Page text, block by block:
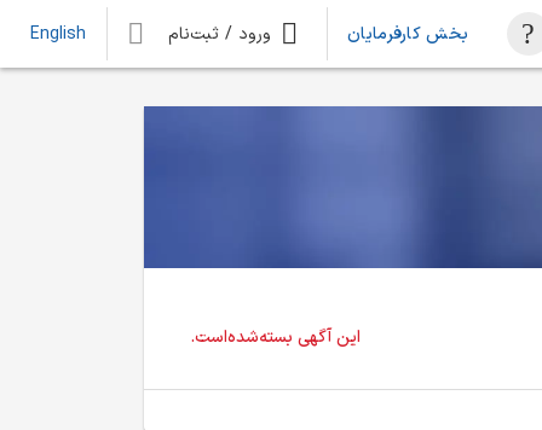
بخش کارفرمایان ورود / ثبت‌نام English
این آگهی بسته‌شده‌است.